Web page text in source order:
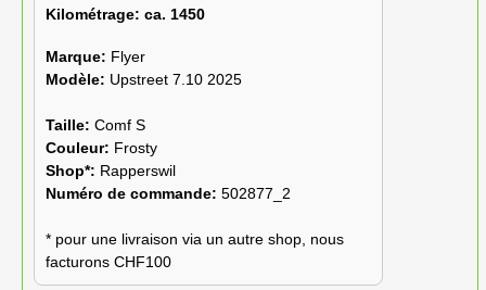
Kilométrage: ca. 1450
Marque: Flyer
Modèle: Upstreet 7.10 2025
Taille: Comf S
Couleur: Frosty
Shop*: Rapperswil
Numéro de commande: 502877_2
* pour une livraison via un autre shop, nous
facturons CHF100